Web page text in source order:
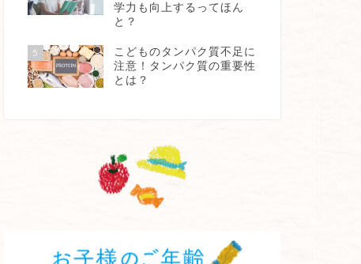
学力も向上するってほん
と？
5
こどものタンパク質不足に
注意！タンパク質の重要性
とは？